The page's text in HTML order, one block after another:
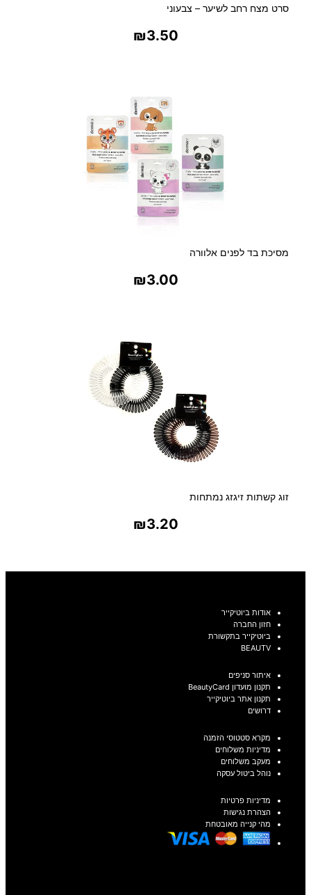
סרט מצח רחב לשיער – צבעוני
₪3.50
מסיכת בד לפנים אלוורה
₪3.00
זוג קשתות זיגזג נמתחות
₪3.20
אודות ביוטיקייר
חזון החברה
ביוטיקייר בתקשורת
BEAUTV
איתור סניפים
תקנון מועדון BeautyCard
תקנון אתר ביוטיקייר
דרושים
מקרא סטטוסי הזמנה
מדיניות משלוחים
מעקב משלוחים
נוהל ביטול עסקה
מדיניות פרטיות
הצהרת נגישות
מהי קנייה מאובטחת